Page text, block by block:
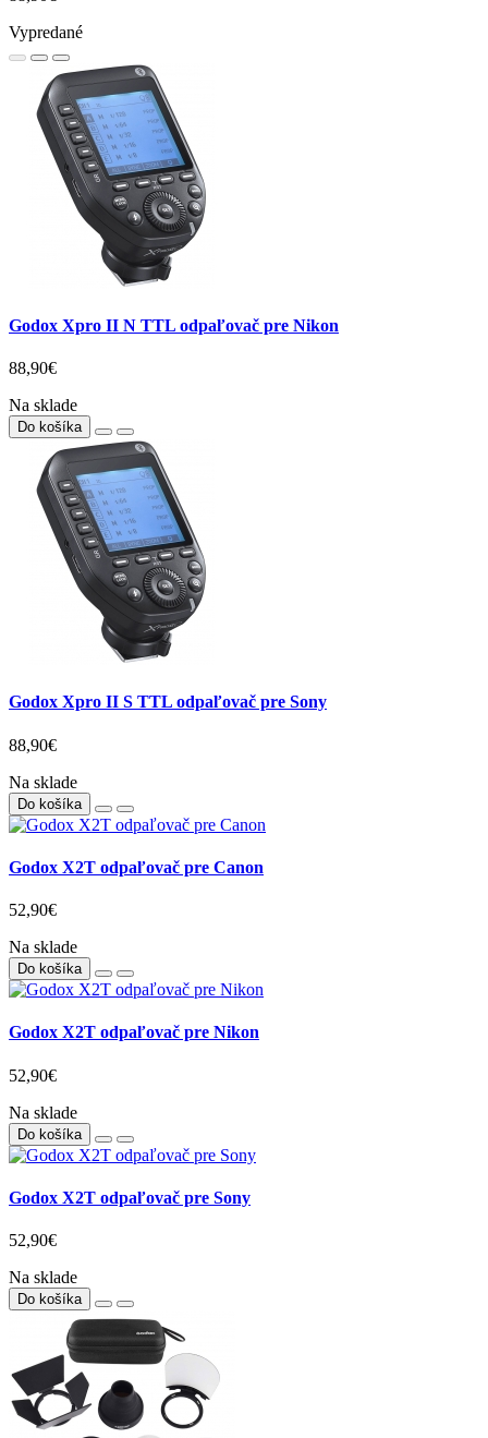
Vypredané
Godox Xpro II N TTL odpaľovač pre Nikon
88,90€
Na sklade
Do košíka
Godox Xpro II S TTL odpaľovač pre Sony
88,90€
Na sklade
Do košíka
Godox X2T odpaľovač pre Canon
52,90€
Na sklade
Do košíka
Godox X2T odpaľovač pre Nikon
52,90€
Na sklade
Do košíka
Godox X2T odpaľovač pre Sony
52,90€
Na sklade
Do košíka